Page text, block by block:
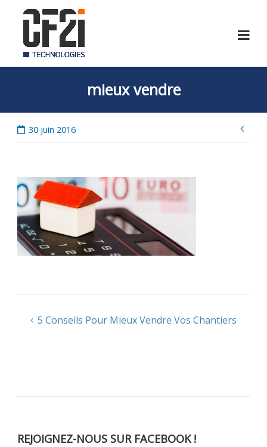
content
mieux vendre
30 juin 2016
Navigation
5 Conseils Pour Mieux Vendre Vos Chantiers
REJOIGNEZ-NOUS SUR FACEBOOK !